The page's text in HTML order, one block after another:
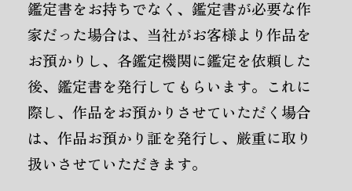
鑑定書をお持ちでなく、鑑定書が必要な作
家だった場合は、当社がお客様より作品を
お預かりし、各鑑定機関に鑑定を依頼した
後、鑑定書を発行してもらいます。これに
際し、作品をお預かりさせていただく場合
は、作品お預かり証を発行し、厳重に取り
扱いさせていただきます。